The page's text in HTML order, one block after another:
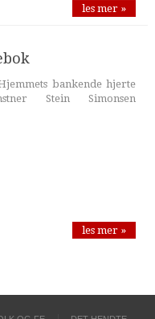
les mer »
bankende hjerte
Stein Simonsen
les mer »